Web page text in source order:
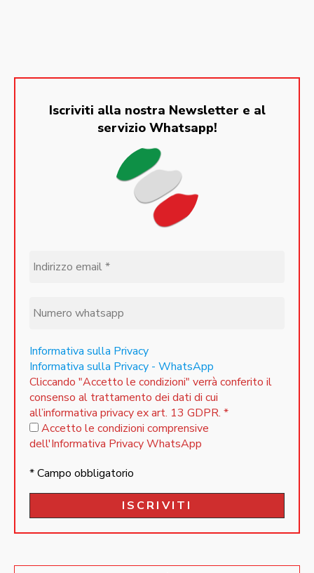
Iscriviti alla nostra Newsletter e al
servizio Whatsapp!
Informativa sulla Privacy
Informativa sulla Privacy - WhatsApp
Cliccando "Accetto le condizioni" verrà conferito il
consenso al trattamento dei dati di cui
all’informativa privacy ex art. 13 GDPR. *
Accetto le condizioni comprensive
dell'Informativa Privacy WhatsApp
* Campo obbligatorio